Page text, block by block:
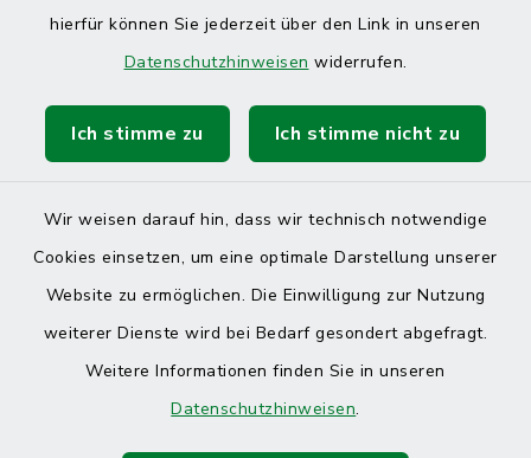
hierfür können Sie jederzeit über den Link in unseren
Datenschutzhinweisen widerrufen.
Ich stimme zu Ich stimme nicht zu
Wir weisen darauf hin, dass wir technisch notwendige
Cookies einsetzen, um eine optimale Darstellung unserer
Website zu ermöglichen. Die Einwilligung zur Nutzung
weiterer Dienste wird bei Bedarf gesondert abgefragt.
Weitere Informationen finden Sie in unseren
Datenschutzhinweisen.
Barrierefreiheit